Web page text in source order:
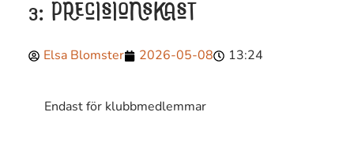
3: PRECISIONSKAST
Elsa Blomster 2026-05-08 13:24
Endast för klubbmedlemmar